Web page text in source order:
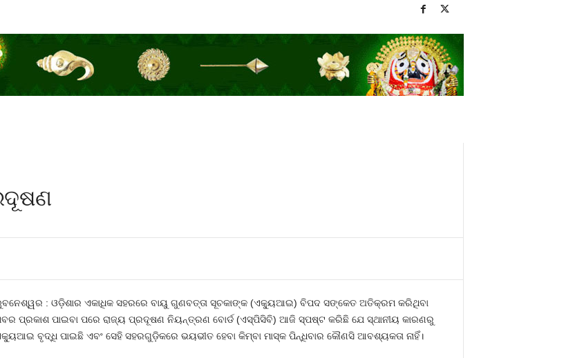
: ଓଡ଼ିଶାର ଏକାଧିକ ସହରରେ ବାୟୁ ଗୁଣବତ୍ତା ସୂଚକାଙ୍କ (ଏକ୍ୟୁଆଇ) ବିପଦ ସଙ୍କେତ ଅତିକ୍ରମ କରିଥିବା
ପ୍ରକାଶ ପାଇବା ପରେ ରାଜ୍ୟ ପ୍ରଦୂଷଣ ନିୟନ୍ତ୍ରଣ ବୋର୍ଡ (ଏସ୍ପିସିବି) ଆଜି ସ୍ପଷ୍ଟ କରିଛି ଯେ ସ୍ଥାନୀୟ କାରଣରୁ
ବୃଦ୍ଧି ପାଇଛି ଏବଂ ସେହି ସହରଗୁଡ଼ିକରେ ଭୟଭୀତ ହେବା କିମ୍ବା ମାସ୍କ ପିନ୍ଧିବାର କୌଣସି ଆବଶ୍ୟକତା ନାହିଁ।